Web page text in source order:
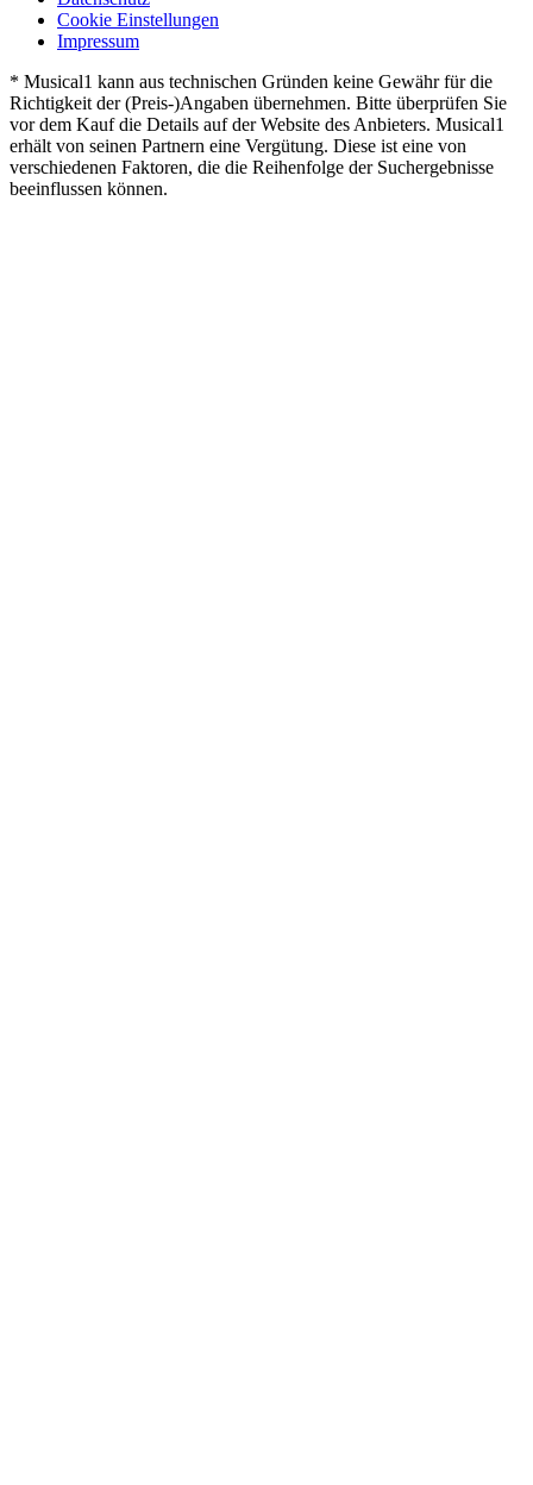
Cookie Einstellungen
Impressum
* Musical1 kann aus technischen Gründen keine Gewähr für die
Richtigkeit der (Preis-)Angaben übernehmen. Bitte überprüfen Sie
vor dem Kauf die Details auf der Website des Anbieters. Musical1
erhält von seinen Partnern eine Vergütung. Diese ist eine von
verschiedenen Faktoren, die die Reihenfolge der Suchergebnisse
beeinflussen können.